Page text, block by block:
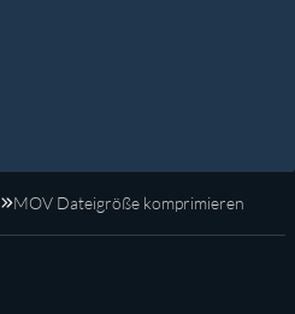
MOV Dateigröße komprimieren